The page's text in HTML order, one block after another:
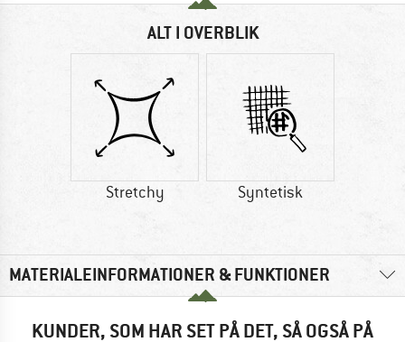
ALT I OVERBLIK
Stretchy Syntetisk
MATERIALEINFORMATIONER & FUNKTIONER
KUNDER, SOM HAR SET PÅ DET, SÅ OGSÅ PÅ